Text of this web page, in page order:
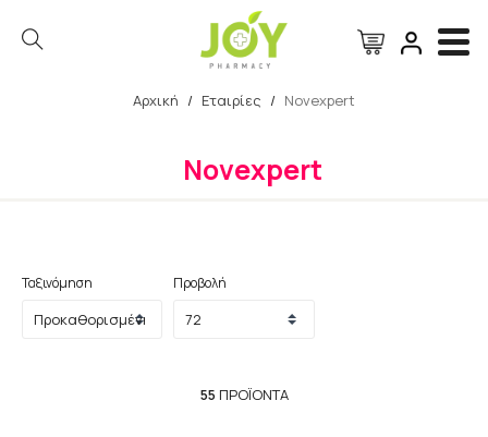
Αρχική / Εταιρίες / Novexpert
Novexpert
Ταξινόμηση Προβολή
55 ΠΡΟΪΌΝΤΑ